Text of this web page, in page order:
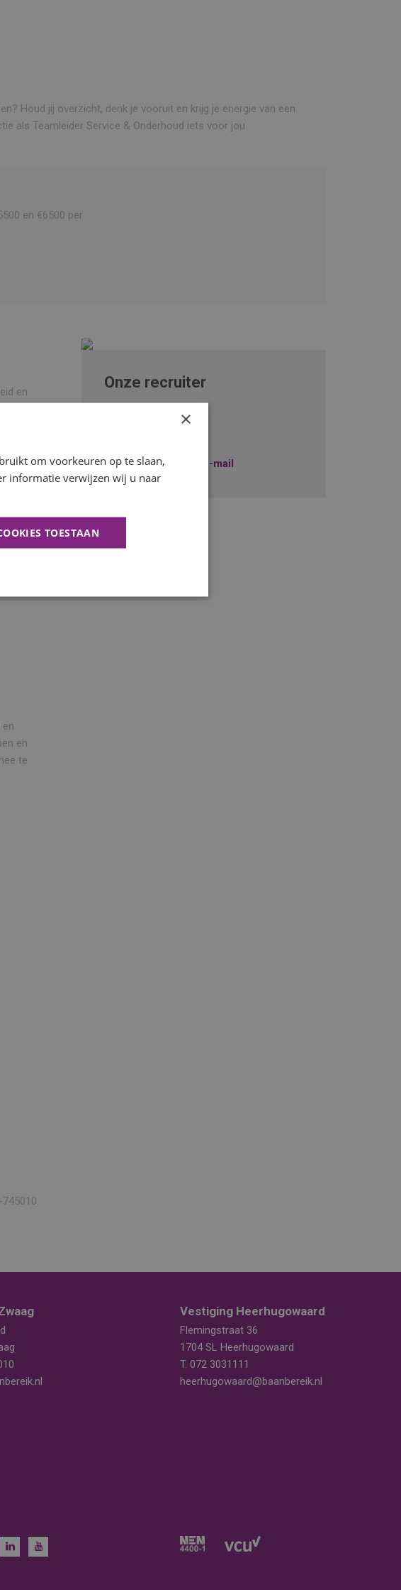
Houd jij overzicht, denk je vooruit en krijg je energie van een
als Teamleider Service & Onderhoud iets voor jou.
en €6500 per
en
je
en
te
Onze recruiter
Freek Lauwers
Stuur mij een e-mail
Vestiging Heerhugowaard
Flemingstraat 36
1704 SL Heerhugowaard
T. 072 3031111
heerhugowaard@baanbereik.nl
×
om voorkeuren op te slaan,
informatie verwijzen wij u naar
TOESTAAN